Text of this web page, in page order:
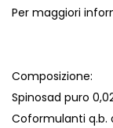
Per maggiori
Composizione:
Spinosad puro
Coformulanti q.b.